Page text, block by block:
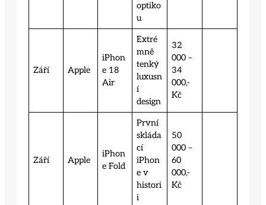
optiko
u
Září Apple
iPhon
e 18
Air
Extré
mně
tenký
luxusn
í
design
32
000 –
34
000,-
Kč
Září Apple
iPhon
e Fold
První
skláda
cí
iPhon
e v
histori
i
50
000 –
60
000,-
Kč